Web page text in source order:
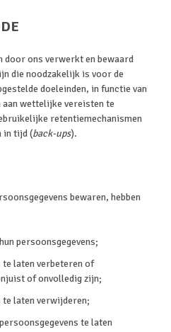
door ons verwerkt en bewaard
die noodzakelijk is voor de
doeleinden, in functie van
wettelijke vereisten te
retentiemechanismen
in tijd (back-ups).
bewaren, hebben
persoonsgegevens;
te laten verbeteren of
of onvolledig zijn;
te laten verwijderen;
te laten